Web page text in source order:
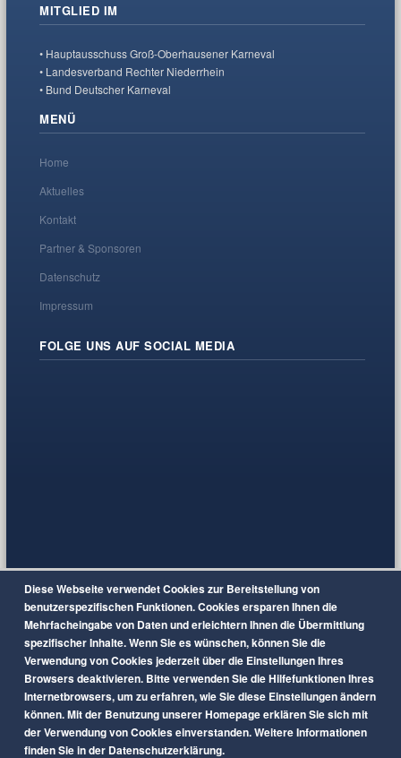
MITGLIED IM
• Hauptausschuss Groß-Oberhausener Karneval
• Landesverband Rechter Niederrhein
• Bund Deutscher Karneval
MENÜ
Home
Aktuelles
Kontakt
Partner & Sponsoren
Datenschutz
Impressum
FOLGE UNS AUF SOCIAL MEDIA
Diese Webseite verwendet Cookies zur Bereitstellung von
benutzerspezifischen Funktionen. Cookies ersparen Ihnen die
Mehrfacheingabe von Daten und erleichtern Ihnen die Übermittlung
spezifischer Inhalte. Wenn Sie es wünschen, können Sie die
Verwendung von Cookies jederzeit über die Einstellungen Ihres
Browsers deaktivieren. Bitte verwenden Sie die Hilfefunktionen Ihres
Internetbrowsers, um zu erfahren, wie Sie diese Einstellungen ändern
können. Mit der Benutzung unserer Homepage erklären Sie sich mit
der Verwendung von Cookies einverstanden. Weitere Informationen
finden Sie in der Datenschutzerklärung.